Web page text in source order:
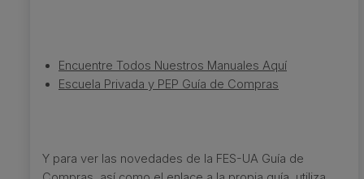
Encuentre Todos Nuestros Manuales Aquí
Escuela Privada y PEP Guía de Compras
Y para ver las novedades de la FES-UA Guía de